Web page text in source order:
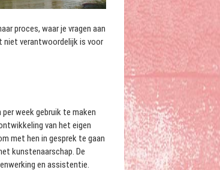
proces, waar je vragen aan
niet verantwoordelijk is voor
week gebruik te maken
van het eigen
met hen in gesprek te gaan
kunstenaarschap. De
en assistentie.